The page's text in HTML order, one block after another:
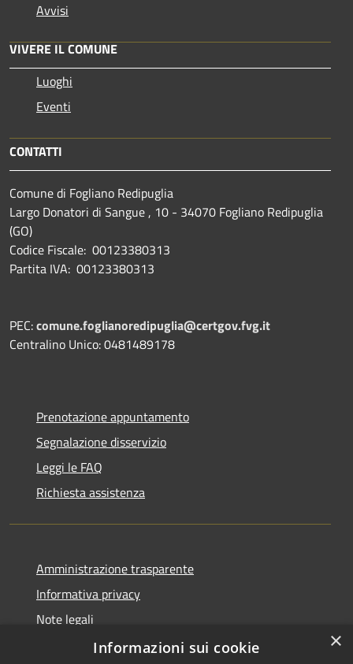
Avvisi
VIVERE IL COMUNE
Luoghi
Eventi
CONTATTI
Comune di Fogliano Redipuglia
Largo Donatori di Sangue , 10 - 34070 Fogliano Redipuglia
(GO)
Codice Fiscale: 00123380313
Partita IVA: 00123380313
PEC:comune.foglianoredipuglia@certgov.fvg.it
Centralino Unico: 0481489178
Prenotazione appuntamento
Segnalazione disservizio
Leggi le FAQ
Richiesta assistenza
Amministrazione trasparente
Informativa privacy
Note legali
Dichiarazione di accessibilità
×
Informazioni sui cookie